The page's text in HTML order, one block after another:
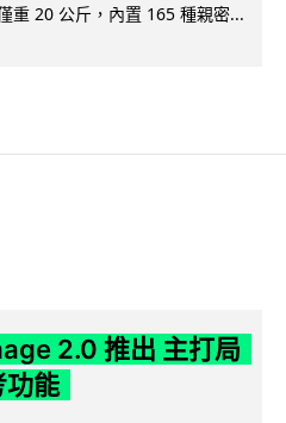
重 20 公斤，內置 165 種親密...
2.0 推出 主打局
功能